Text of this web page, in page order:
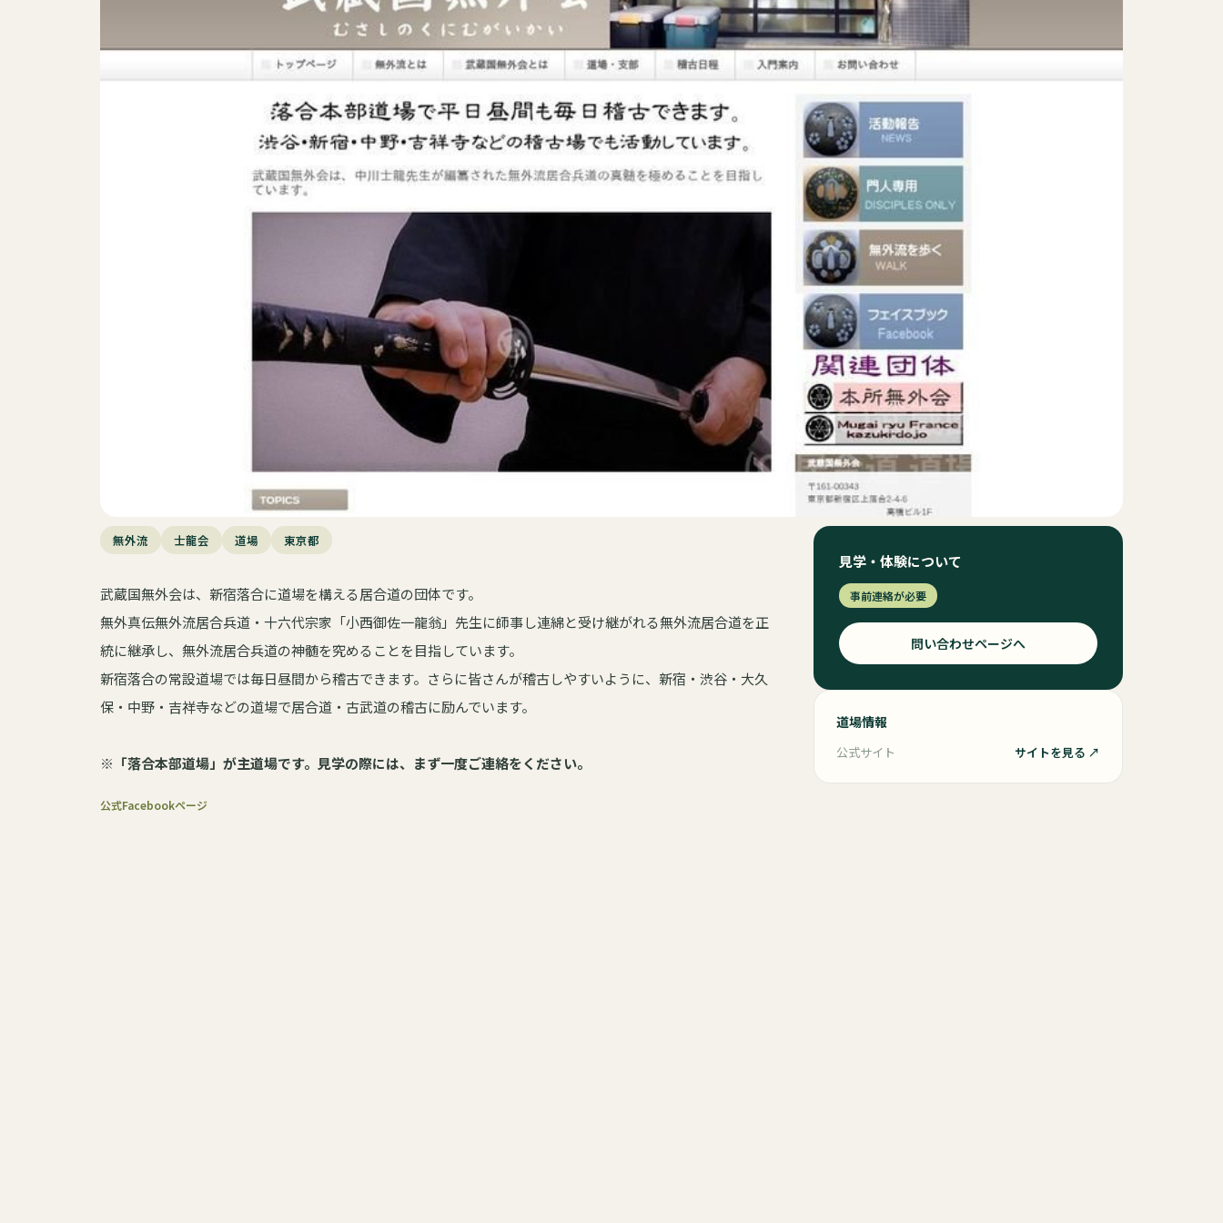
無外流 士龍会 道場 東京都
武蔵国無外会は、新宿落合に道場を構える居合道の団体です。
無外真伝無外流居合兵道・十六代宗家「小西御佐一龍翁」先生に師事し連綿と受け継がれる無外流居合道を正
統に継承し、無外流居合兵道の神髄を究めることを目指しています。
新宿落合の常設道場では毎日昼間から稽古できます。さらに皆さんが稽古しやすいように、新宿・渋谷・大久
保・中野・吉祥寺などの道場で居合道・古武道の稽古に励んでいます。
※「落合本部道場」が主道場です。見学の際には、まず一度ご連絡をください。
公式Facebookページ
見学・体験について
事前連絡が必要
問い合わせページへ
道場情報
公式サイト サイトを見る ↗